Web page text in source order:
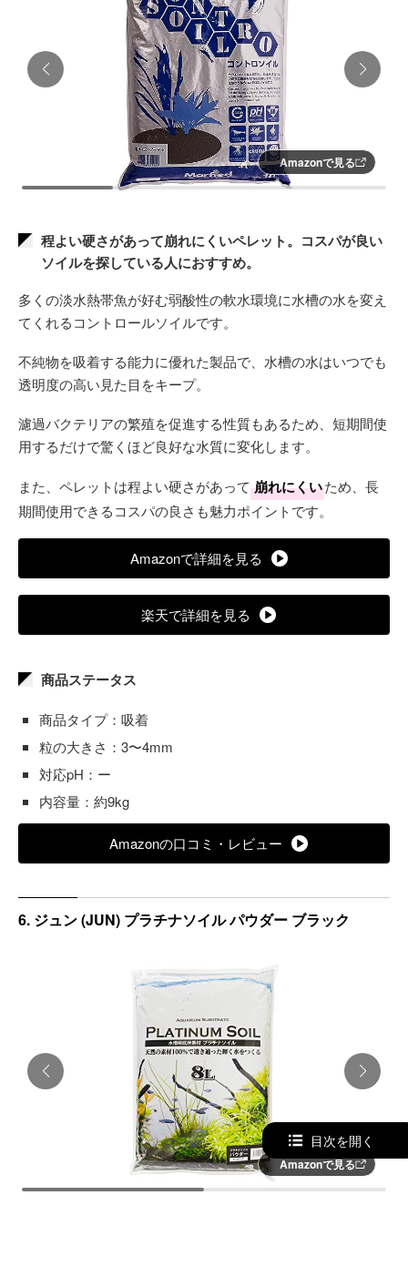
Amazonで見る
程よい硬さがあって崩れにくいペレット。コスパが良い
ソイルを探している人におすすめ。
多くの淡水熱帯魚が好む弱酸性の軟水環境に水槽の水を変え
てくれるコントロールソイルです。
不純物を吸着する能力に優れた製品で、水槽の水はいつでも
透明度の高い見た目をキープ。
濾過バクテリアの繁殖を促進する性質もあるため、短期間使
用するだけで驚くほど良好な水質に変化します。
また、ペレットは程よい硬さがあって 崩れにくいため、長
期間使用できるコスパの良さも魅力ポイントです。
Amazonで詳細を見る
楽天で詳細を見る
商品ステータス
商品タイプ：吸着
粒の大きさ：3〜4mm
対応pH：ー
内容量：約9kg
Amazonの口コミ・レビュー
6. ジュン (JUN) プラチナソイル パウダー ブラック
Amazonで見る
目次を開く